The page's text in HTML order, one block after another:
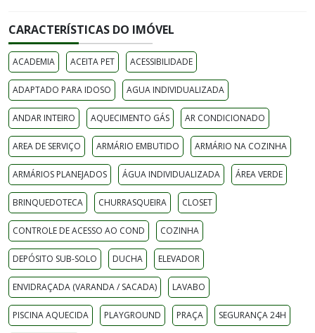
CARACTERÍSTICAS DO IMÓVEL
ACADEMIA ACEITA PET ACESSIBILIDADE
ADAPTADO PARA IDOSO AGUA INDIVIDUALIZADA
ANDAR INTEIRO AQUECIMENTO GÁS AR CONDICIONADO
AREA DE SERVIÇO ARMÁRIO EMBUTIDO ARMÁRIO NA COZINHA
ARMÁRIOS PLANEJADOS ÁGUA INDIVIDUALIZADA ÁREA VERDE
BRINQUEDOTECA CHURRASQUEIRA CLOSET
CONTROLE DE ACESSO AO COND COZINHA
DEPÓSITO SUB-SOLO DUCHA ELEVADOR
ENVIDRAÇADA (VARANDA / SACADA) LAVABO
PISCINA AQUECIDA PLAYGROUND PRAÇA SEGURANÇA 24H